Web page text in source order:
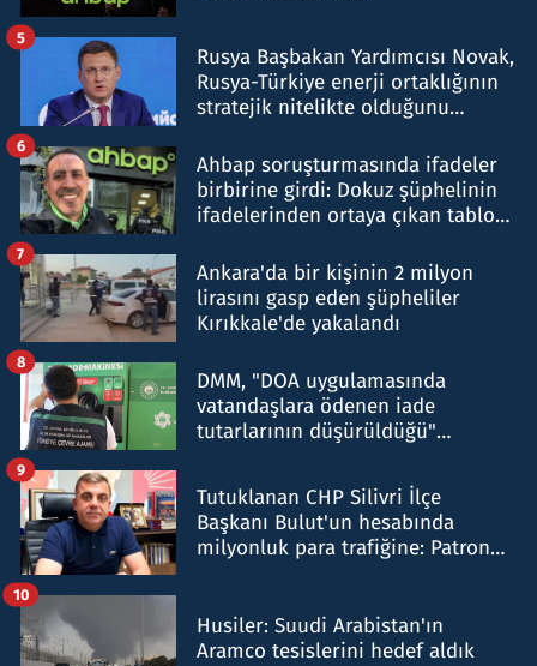
Rusya Başbakan Yardımcısı Novak,
Rusya-Türkiye enerji ortaklığının
stratejik nitelikte olduğunu
5
Ahbap soruşturmasında ifadeler
birbirine girdi: Dokuz şüphelinin
ifadelerinden ortaya çıkan tablo
6
Ankara'da bir kişinin 2 milyon
lirasını gasp eden şüpheliler
Kırıkkale'de yakalandı
7
DMM, "DOA uygulamasında
vatandaşlara ödenen iade
tutarlarının düşürüldüğü"
8
Tutuklanan CHP Silivri İlçe
Başkanı Bulut'un hesabında
milyonluk para trafiğine: Patron
9
Husiler: Suudi Arabistan'ın
Aramco tesislerini hedef aldık
10